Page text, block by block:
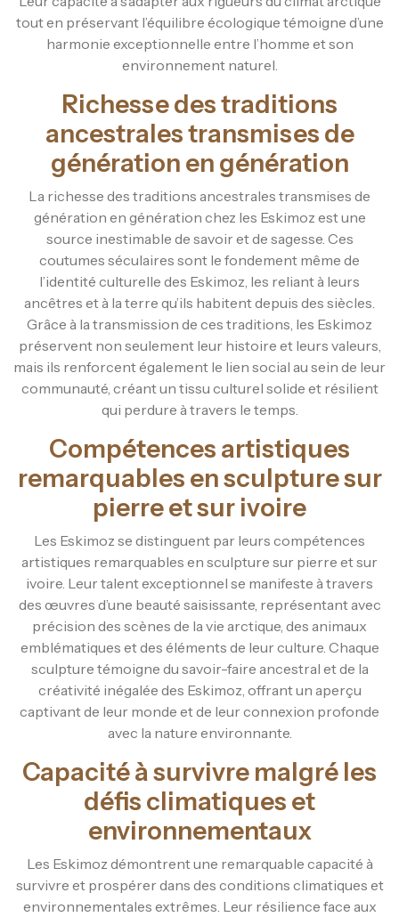
tout en préservant l’équilibre écologique témoigne d’une
harmonie exceptionnelle entre l’homme et son
environnement naturel.
Richesse des traditions
ancestrales transmises de
génération en génération
La richesse des traditions ancestrales transmises de
génération en génération chez les Eskimoz est une
source inestimable de savoir et de sagesse. Ces
coutumes séculaires sont le fondement même de
l’identité culturelle des Eskimoz, les reliant à leurs
ancêtres et à la terre qu’ils habitent depuis des siècles.
Grâce à la transmission de ces traditions, les Eskimoz
préservent non seulement leur histoire et leurs valeurs,
mais ils renforcent également le lien social au sein de leur
communauté, créant un tissu culturel solide et résilient
qui perdure à travers le temps.
Compétences artistiques
remarquables en sculpture sur
pierre et sur ivoire
Les Eskimoz se distinguent par leurs compétences
artistiques remarquables en sculpture sur pierre et sur
ivoire. Leur talent exceptionnel se manifeste à travers
des œuvres d’une beauté saisissante, représentant avec
précision des scènes de la vie arctique, des animaux
emblématiques et des éléments de leur culture. Chaque
sculpture témoigne du savoir-faire ancestral et de la
créativité inégalée des Eskimoz, offrant un aperçu
captivant de leur monde et de leur connexion profonde
avec la nature environnante.
Capacité à survivre malgré les
défis climatiques et
environnementaux
Les Eskimoz démontrent une remarquable capacité à
survivre et prospérer dans des conditions climatiques et
environnementales extrêmes. Leur résilience face aux